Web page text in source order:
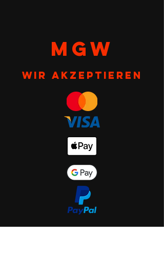
MGW
Wir akzeptieren